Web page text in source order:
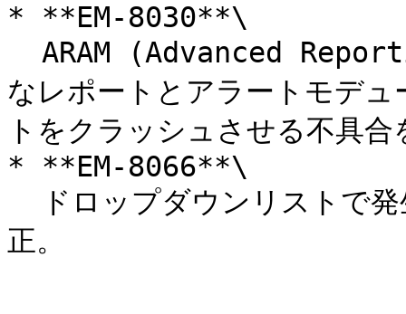
* **EM-8030**\
なレポートとアラートモデ
トをクラッシュさせる不具合
* **EM-8066**\
正。